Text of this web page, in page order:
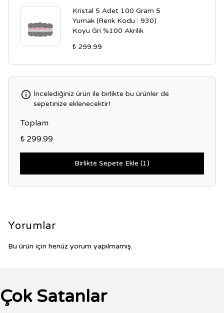
Kristal 5 Adet 100 Gram 5
Yumak (Renk Kodu : 930)
Koyu Gri %100 Akrilik
₺ 299.99
İncelediğiniz ürün ile birlikte bu ürünler de
sepetinize eklenecektir!
Toplam
₺ 299.99
Birlikte Sepete Ekle (1)
Yorumlar
Bu ürün için henüz yorum yapılmamış.
Çok Satanlar